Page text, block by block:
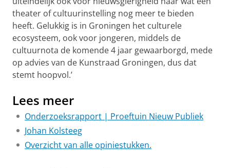
theater of cultuurinstelling nog meer te bieden
heeft. Gelukkig is in Groningen het culturele
ecosysteem, ook voor jongeren, middels de
cultuurnota de komende 4 jaar gewaarborgd, mede
op advies van de Kunstraad Groningen, dus dat
stemt hoopvol.’
Lees meer
Onderzoeksrapport | Proeftuin Nieuw Publiek
Johan Kolsteeg
Overzicht van alle opiniestukken.